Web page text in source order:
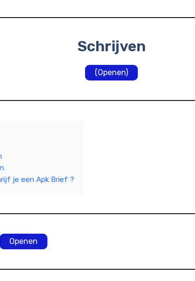
Schrijven
(Openen)
je een Apk Brief ?
Openen